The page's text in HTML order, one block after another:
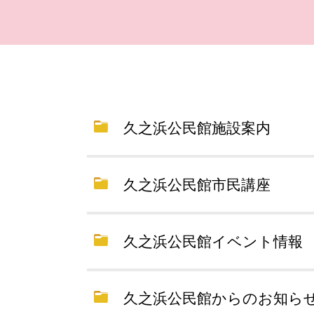
久之浜公民館施設案内
久之浜公民館市民講座
久之浜公民館イベント情報
久之浜公民館からのお知ら